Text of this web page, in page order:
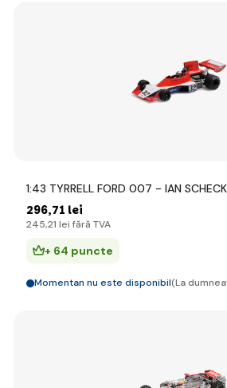
1:43 TYRRELL FORD 007 - IAN
296,71 lei
245,21 lei fără TVA
+ 64 puncte
Momentan nu este disponibil(La